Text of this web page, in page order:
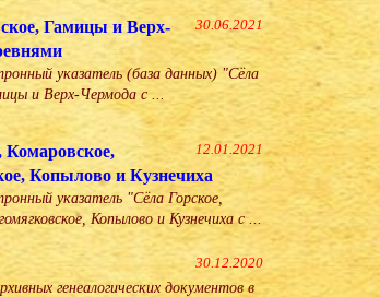
30.06.2021
Гамицы и Верх-
указатель (база данных) "Сёла
и Верх-Чермода с ...
12.01.2021
Комаровское,
Копылово и Кузнечиха
указатель "Сёла Горское,
Копылово и Кузнечиха с ...
30.12.2020
генеалогических документов в